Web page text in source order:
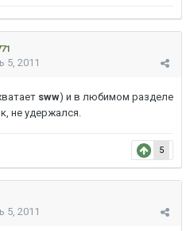
5, 2011
sww) и в любимом разделе
не удержался.
5
5, 2011